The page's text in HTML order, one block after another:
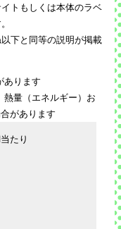
トもしくは本体のラベ
下と同等の説明が掲載
あります
量（エネルギー）お
があります
たり